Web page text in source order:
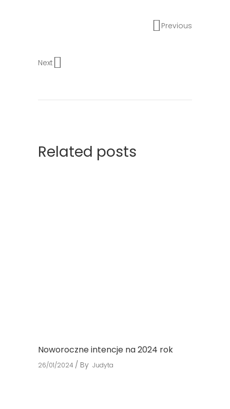
Previous
Next
Related posts
Noworoczne intencje na 2024 rok
26/01/2024 By Judyta